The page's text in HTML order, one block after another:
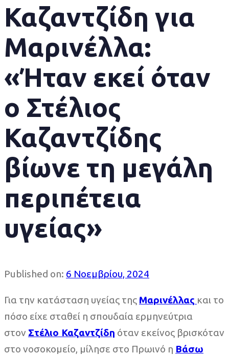
Καζαντζίδη για
Μαρινέλλα:
«Ήταν εκεί όταν
ο Στέλιος
Καζαντζίδης
βίωνε τη μεγάλη
περιπέτεια
υγείας»
Published on: 6 Νοεμβρίου, 2024
Για την κατάσταση υγείας της Μαρινέλλας και το
πόσο είχε σταθεί η σπουδαία ερμηνεύτρια
στον Στέλιο Καζαντζίδη όταν εκείνος βρισκόταν
στο νοσοκομείο, μίλησε στο Πρωινό η Βάσω